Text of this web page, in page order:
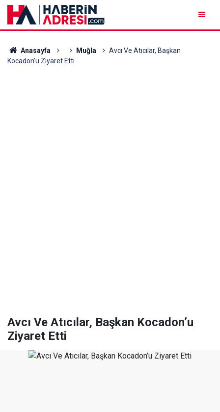
Anasayfa Muğla
Avcı Ve Atıcılar, Başkan
Kocadon’u Ziyaret Etti
Avcı Ve Atıcılar, Başkan Kocadon’u
Ziyaret Etti